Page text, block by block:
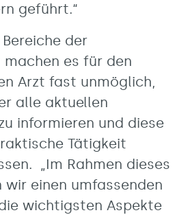
geführt.“
der
machen es für den
Arzt fast unmöglich,
alle aktuellen
informieren und diese
Tätigkeit
„Im Rahmen dieses
einen umfassenden
wichtigsten Aspekte